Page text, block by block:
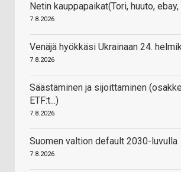
Netin kauppapaikat(Tori, huuto, ebay,
7.8.2026
Venäjä hyökkäsi Ukrainaan 24.
7.8.2026
Säästäminen ja sijoittaminen
ETF:t...)
7.8.2026
Suomen valtion default 2030-luvulla
7.8.2026